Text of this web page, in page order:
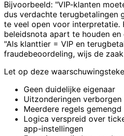
Bijvoorbeeld: "VIP-klanten
dus verdachte terugbetalingen
te veel open voor interpretatie.
beleidsnota apart te houden
"Als klanttier = VIP en
fraudebeoordeling, wijs de
Let op deze
Geen duidelijke eigenaar
Uitzonderingen verborgen
Meerdere regels
Logica verspreid over
app-instellingen